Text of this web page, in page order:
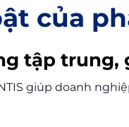
của
tập trung,
giúp doanh